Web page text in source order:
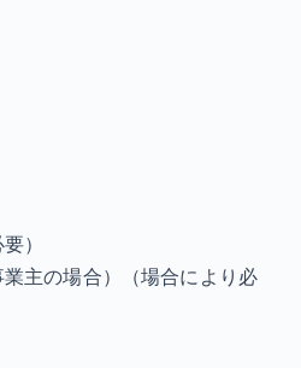
）
主の場合）
（場合により必